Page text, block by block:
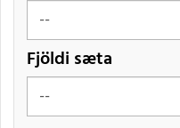
Fjöldi sæta